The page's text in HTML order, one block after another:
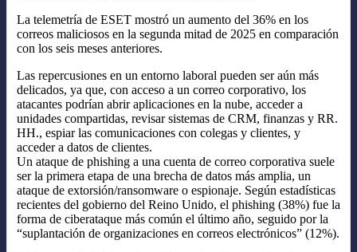
La telemetría de ESET mostró un aumento del 36% en los
correos maliciosos en la segunda mitad de 2025 en comparación
con los seis meses anteriores.
Las repercusiones en un entorno laboral pueden ser aún más
delicados, ya que, con acceso a un correo corporativo, los
atacantes podrían abrir aplicaciones en la nube, acceder a
unidades compartidas, revisar sistemas de CRM, finanzas y RR.
HH., espiar las comunicaciones con colegas y clientes, y
acceder a datos de clientes.
Un ataque de phishing a una cuenta de correo corporativa suele
ser la primera etapa de una brecha de datos más amplia, un
ataque de extorsión/ransomware o espionaje. Según estadísticas
recientes del gobierno del Reino Unido, el phishing (38%) fue la
forma de ciberataque más común el último año, seguido por la
“suplantación de organizaciones en correos electrónicos” (12%).